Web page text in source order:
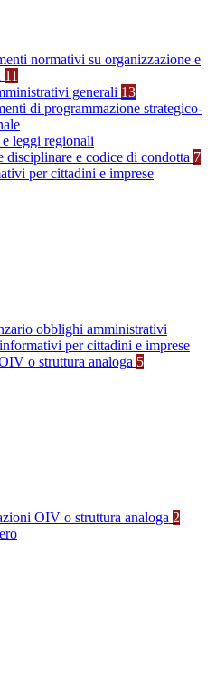
normativi su organizzazione e
11
generali 13
di programmazione strategico-
e leggi regionali
disciplinare e codice di condotta 7
per cittadini e imprese
obblighi amministrativi
per cittadini e imprese
o struttura analoga 5
OIV o struttura analoga 2